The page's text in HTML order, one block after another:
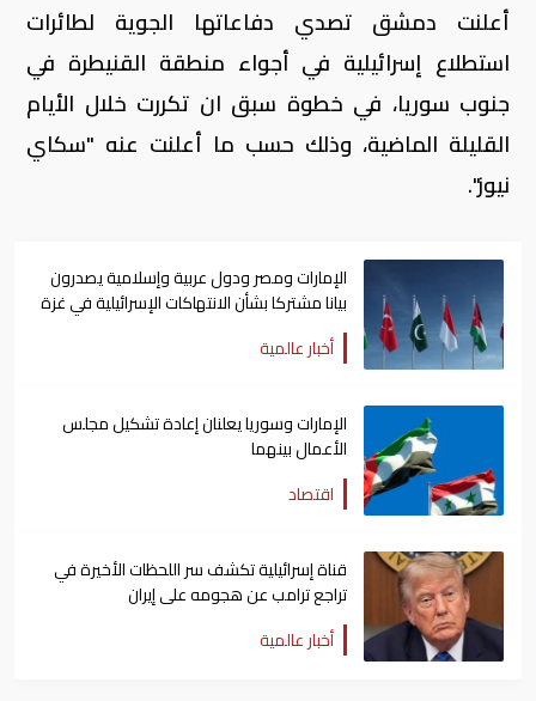
أعلنت دمشق تصدي دفاعاتها الجوية لطائرات
استطلاع إسرائيلية في أجواء منطقة القنيطرة في
جنوب سوريا، في خطوة سبق ان تكررت خلال الأيام
القليلة الماضية، وذلك حسب ما أعلنت عنه "سكاي
نيوز".
الإمارات ومصر ودول عربية وإسلامية يصدرون
بيانا مشتركا بشأن الانتهاكات الإسرائيلية في غزة
أخبار عالمية
الإمارات وسوريا يعلنان إعادة تشكيل مجلس
الأعمال بينهما
اقتصاد
قناة إسرائيلية تكشف سر اللحظات الأخيرة في
تراجع ترامب عن هجومه على إيران
أخبار عالمية